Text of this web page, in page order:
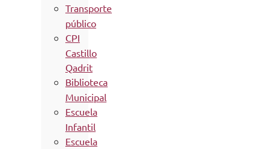
Transporte
público
CPI
Castillo
Qadrit
Biblioteca
Municipal
Escuela
Infantil
Escuela